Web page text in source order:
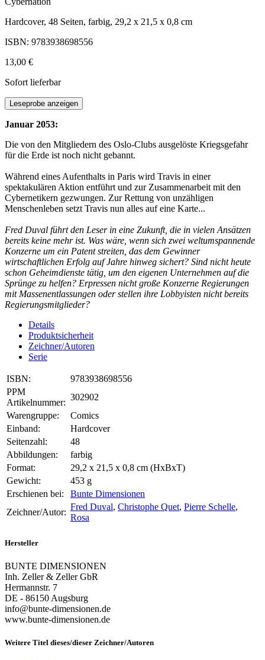
Hardcover, 48 Seiten, farbig, 29,2 x 21,5 x 0,8 cm
ISBN: 9783938698556
13,00 €
Sofort lieferbar
Leseprobe anzeigen
Januar 2053:
Die von den Mitgliedern des Oslo-Clubs ausgelöste Kriegsgefahr
für die Erde ist noch nicht gebannt.
Während eines Aufenthalts in Paris wird Travis in einer
spektakulären Aktion entführt und zur Zusammenarbeit mit den
Cybernetikern gezwungen. Zur Rettung von unzähligen
Menschenleben setzt Travis nun alles auf eine Karte...
Fred Duval führt den Leser in eine Zukunft, die in vielen Ansätzen
bereits keine mehr ist. Was wäre, wenn sich zwei weltumspannende
Konzerne um ein Patent streiten, das dem Gewinner
wirtschaftlichen Erfolg auf Jahre hinweg sichert? Sind nicht heute
schon Geheimdienste tätig, um den eigenen Unternehmen auf die
Sprünge zu helfen? Erpressen nicht große Konzerne Regierungen
mit Massenentlassungen oder stellen ihre Lobbyisten nicht bereits
Regierungsmitglieder?
Details
Produktsicherheit
Zeichner/Autoren
Serie
ISBN:
9783938698556
PPM
Artikelnummer:
302902
Warengruppe:
Comics
Einband:
Hardcover
Seitenzahl:
48
Abbildungen:
farbig
Format:
29,2 x 21,5 x 0,8 cm (HxBxT)
Gewicht:
453 g
Erschienen bei:
Bunte Dimensionen
Zeichner/Autor:
Fred Duval, Christophe Quet, Pierre Schelle,
Rosa
Hersteller
BUNTE DIMENSIONEN
Inh. Zeller & Zeller GbR
Hermannstr. 7
DE - 86150 Augsburg
info@bunte-dimensionen.de
www.bunte-dimensionen.de
Weitere Titel dieses/dieser Zeichner/Autoren